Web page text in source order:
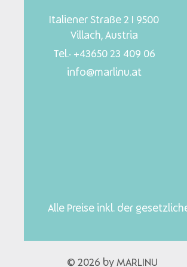
Italiener Straße 2 I 9500
Villach, Austria
Tel.: +43650 23 409 06
info@marlinu.at
Alle Preise inkl. der
© 2026 by MARLINU